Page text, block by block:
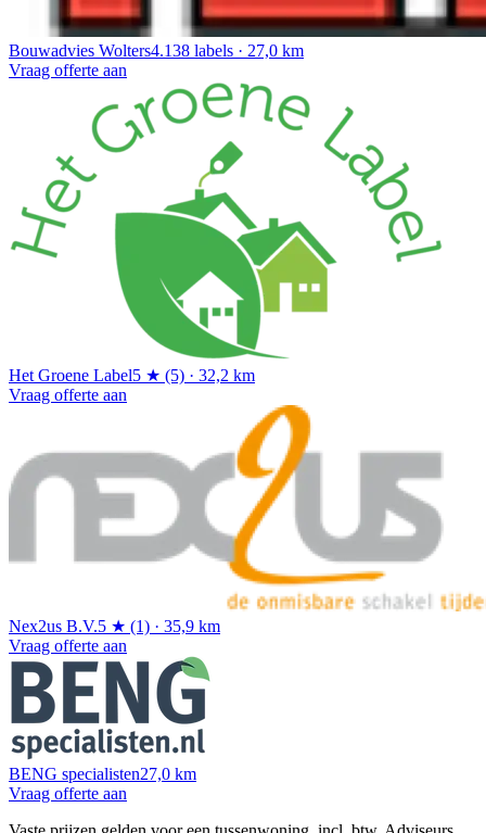
Bouwadvies Wolters4.138 labels · 27,0 km
Vraag offerte aan
Het Groene Label5 ★ (5) · 32,2 km
Vraag offerte aan
Nex2us B.V.5 ★ (1) · 35,9 km
Vraag offerte aan
BENG specialisten27,0 km
Vraag offerte aan